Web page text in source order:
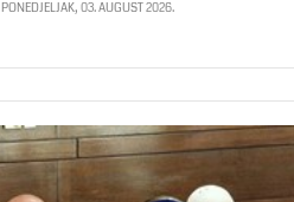
PONEDJELJAK, 03. AUGUST 2026.